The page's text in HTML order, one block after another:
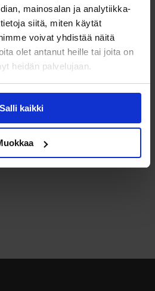
mainosalan ja analytiikka-
siitä, miten käytät
voivat yhdistää näitä
olet antanut heille tai joita on
heidän palvelujaan.
Salli kaikki
– Tekniikka & Talous